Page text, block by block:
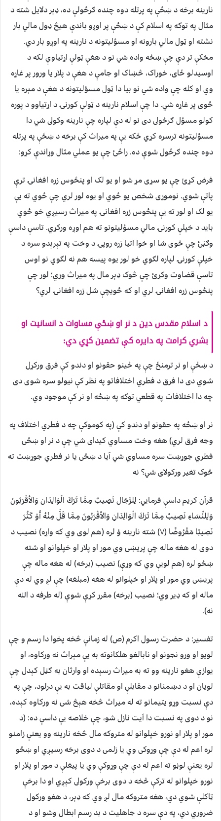
نارينه برخه د ښځې په پرتله دوه چنده ګرځولې ده، ډېر دلايل شته د
مثال په توګه په اسلام کې د ښځې پر اوږو باندې هيڅ ډول مالي بار
نشته او ټول مالي بارونه او مسؤليتونه د نارينه په اوږو بار دي.
مخکې تر دې چې ښځه واده شي نو د هغې ټولې اړتياوې لکه د
اوسيدلو ځاى، خوراک، څښاک او جامې د هغې د پلار يا ورور پر غاړه
وي او کله چې واده شي نو بيا دا ټول مسؤليتونه د هغې د مېړه يا
ځوى پر غاړه شي. دا چې اسلام نارينه د ټولې کورنۍ د اړتياوو د پوره
کولو مسؤل ګرځولى دى نو له دې لپاره چې نارينه وکولى شي دا
مسؤليتونه ترسره کړي ځکه يې په ميراث کې برخه د ښځې په پرتله
دوه چنده ګرځول شوې ده. راځئ چې يو عملي مثال وړاندې کړو:
فرض کړئ چې يو سړى مړ شو او يو لک او پنځوس زره افغانۍ ترې
پاتې شوي. نوموړى شخص يو ځوي او يوه لور لري چې ځوي ته يې
يو لک او لور ته يې پنځوس زره افغانۍ په ميراث رسيږي خو ځوي
بايد د خپلې کورنۍ مالي مسؤليتونو ته هم اوږه ورکړي. تاسې داسې
وګڼئ چې ځوی شا او خوا اتيا زره روپۍ د وخت په تېرېدو سره د
خپلې کورنۍ لپاره لګوي خو لور يوه پيسه هم نه لګوي نو اوس
تاسې قضاوت وکړئ چې څوک ډېر مال په ميراث وړي؛ لور چې
پنځوس زره افغانۍ لري او که ځویچې شل زره افغانۍ لري؟
د اسلام مقدس دين د نر او ښځې مساوات د انسانيت او
بشري کرامت په دايره کې تضمين کړي دي:
د ښځې او نر ترمنځ چې په ځینو حقونو او دندو کې فرق ورکړل
شوي دی دا فرق د فطري اختلافاتو په نظر کې نيولو سره شوی دی
چه دا اختلافات په قطعي توګه په ښځه او نر کې موجود وي.
نر او ښځه په حقونو او دندو کې (په کوموکې چه د فطري اختلاف په
وجه فرق لري) هغه وخت مساوي کيدای شي چې د نر او ښځی
فطري جوړښت سره مساوي شي آيا د ښځی يا نر فطري جوړښت ته
څوک تغير ورکولای شي؟ نه
قرآن کریم داسې فرمایي: لِلرِّجَالِ نَصِيبٌ مِمَّا تَرَكَ الْوَالِدَانِ وَالأقْرَبُونَ
وَلِلنِّسَاءِ نَصِيبٌ مِمَّا تَرَكَ الْوَالِدَانِ وَالأقْرَبُونَ مِمَّا قَلَّ مِنْهُ أَوْ كَثُرَ
نَصِيبًا مَفْرُوضًا (٧) شته نارينه ؤ لره (هم لوى وي که واړه) نصيب د
دوى له هغه ماله چې پريښی وي مور او پلار او خپلوانو او شته
ښځو لره (هم لويې وي که وړې) نصيب (برخه) له هغه ماله چې
پريښی وي مور او پلار او خپلوانو له هغه (مبلغه) چې لږ وي له دې
ماله او که ډير وي؛ نصيب (برخه) مقرر کړې شوې (له طرفه د الله
نه).
تفسير: د حضرت رسول اکرم (ص) له زمانې څخه پخوا دا رسم و چې
لويو او وړو نجونو او نابالغو هلکانوته به يې مېراث نه ورکاوه، او
يوازې هغو نارينه وو ته به ميراث رسېده او وارثان به ګڼل کېدل چې
لويان او د دښمنانو د مقابلې او مقاتلې لياقت به يې درلود، چې په
دې نسبت وړو يتيمانو ته له ميراث څخه هېڅ شى نه ورکاوه کېده،
نو د دوى په نسبت دا آيت نازل شو، چې خلاصه يې داسې ده: (د
مور او پلار او نورو خپلوانو له متروکه مال څخه نارينه وو يعنې زامنو
لره اعم له دې چې وړوکى وي يا زلمى د دوى برخه رسيږي او ښځو
لره يعنې لوڼو ته اعم له دې چې وړوکې وي يا پيغلې د مور او پلار او
نورو خپلوانو له ترکې څخه د دوى برخې ورکولى کېږي او دا برخې
ټاکلې شوي دي، هغه متروکه مال لږ وي که ډېر، د هغو ورکول
ضروري دي، په دې سره د جاهليت د بد رسم ابطال وشو او د